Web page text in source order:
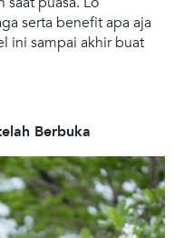
serta benefit apa aja
ini sampai akhir buat
Berbuka